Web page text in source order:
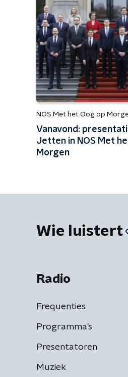
NOS Met het Oog op
Vanavond:
Jetten in NOS Met
Morgen
Wie luistert
Radio
Frequenties
Programma's
Presentatoren
Muziek